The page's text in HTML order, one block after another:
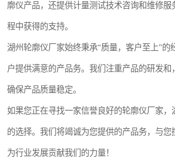
廓仪产品，还提供计量测试技术咨询和维修
程中获得的支持。
湖州轮廓仪厂家始终秉承“质量，客户至上”的
户提供满意的产品务。我们注重产品的研发和
确保产品质量稳定。
如果您正在寻找一家信誉良好的轮廓仪厂家，
的选择。我们将竭诚为您提供的产品务，与您
为行业发展贡献我们的力量！